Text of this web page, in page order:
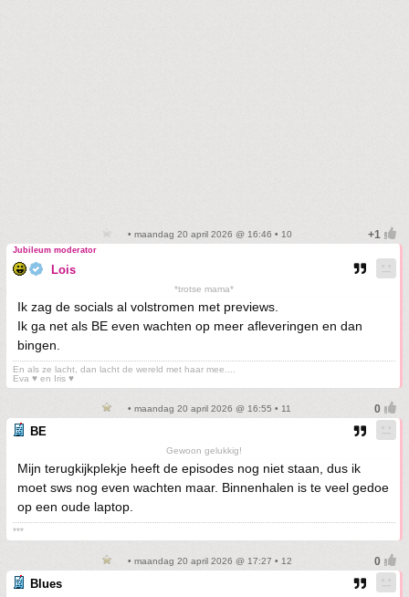
• maandag 20 april 2026 @ 16:46 • 10
Jubileum moderator
Lois
*trotse mama*
Ik zag de socials al volstromen met previews.
Ik ga net als BE even wachten op meer afleveringen en dan
bingen.
En als ze lacht, dan lacht de wereld met haar mee....
Eva ♥ en Iris ♥
• maandag 20 april 2026 @ 16:55 • 11
BE
Gewoon gelukkig!
Mijn terugkijkplekje heeft de episodes nog niet staan, dus ik
moet sws nog even wachten maar. Binnenhalen is te veel gedoe
op een oude laptop.
***
• maandag 20 april 2026 @ 17:27 • 12
Blues